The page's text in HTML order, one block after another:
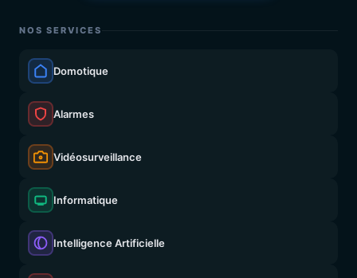
NOS SERVICES
Domotique
Alarmes
Vidéosurveillance
Informatique
Intelligence Artificielle